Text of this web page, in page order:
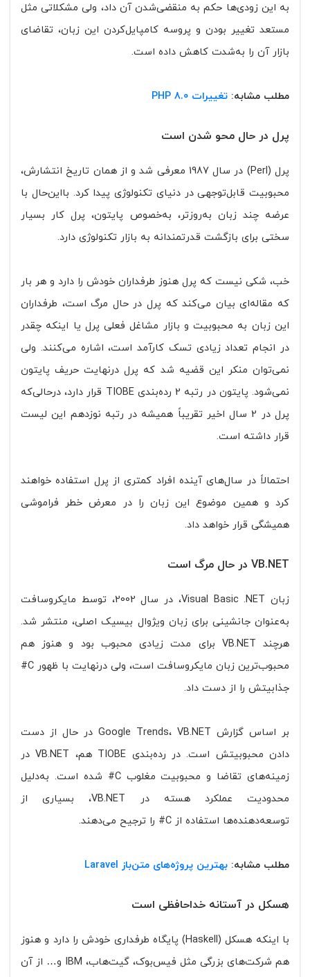
به این زودی‌ها حکم به منقضی‌شدن آن داد، ولی مشکلاتی مثل
مستعد تغییر بودن و پروسه کامپایل‌کردن این زبان، تقاضای
بازار آن را به‌شدت کاهش داده است.
مطلب مشابه: تغییرات PHP 8.0
پرل در حال محو شدن است
پرل (Perl) در سال 1987 معرفی شد و از همان تاریخ انتشارش،
محبوبیت قابل‌توجهی در دنیای تکنولوژی پیدا کرد. با‌این‌حال با
عرضه چند زبان به‌روزتر، به‌خصوص پایتون، پرل کار بسیار
سختی برای بازگشت قدرتمندانه به بازار تکنولوژی دارد.
خب، شکی نیست که پرل هنوز طرفداران خودش را دارد و هر بار
که مقاله‌ای بیان می‌کند که پرل در حال مرگ است، طرفداران
این زبان به محبوبیت و بازار مشاغل فعلی پرل یا اینکه چقدر
در انجام تعداد زیادی تسک کارآمد است، اشاره می‌کنند. ولی
نمی‌توان منکر این قضیه شد که پرل در‌نهایت حریف پایتون
نمی‌شود. پایتون در رتبه 2 رده‌بندی TIOBE قرار دارد، در‌حالی‌که
پرل در 2 سال اخیر تقریباً همیشه در رتبه نوزدهم این لیست
قرار داشته است.
احتمالاً در سال‌های آینده افراد کمتری از پرل استفاده خواهند
کرد و همین موضوع این زبان را در معرض خطر فراموشی
همیشگی قرار خواهد داد.
VB.NET در حال مرگ است
زبان Visual Basic .NET، در سال 2002، توسط مایکروسافت
به‌عنوان جانشینی برای زبان ویژوال بیسیک اصلی، منتشر شد.
هر‌چند VB.NET برای مدت زیادی محبوب بود و هنوز هم
محبوب‌ترین زبان مایکروسافت است، ولی در‌نهایت با ظهور C#
جذابیتش را از دست داد.
بر اساس گزارش Google Trends، VB.NET در حال از دست
دادن محبوبیتش است. در رده‌بندی TIOBE هم، VB.NET در
زمینه‌های تقاضا و محبوبیت مغلوب C# شده است. به‌دلیل
محدودیت عملکرد هسته در VB.NET، بسیاری از
توسعه‌دهنده‌ها استفاده از C# را ترجیح می‌دهند.
مطلب مشابه: بهترین پروژه‌های متن‌باز Laravel
هسکل در آستانه خداحافظی است
با اینکه هسکل (Haskell) پایگاه طرفداری خودش را دارد و هنوز
هم شرکت‌های بزرگی مثل فیس‌بوک، گیت‌هاب، IBM و… از آن